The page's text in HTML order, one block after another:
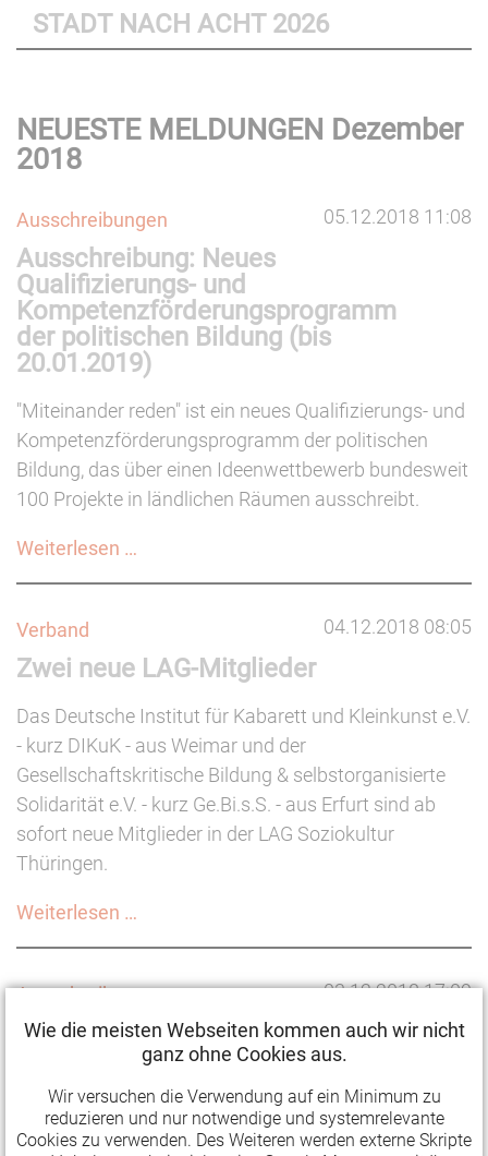
STADT NACH ACHT 2026
NEUESTE MELDUNGEN Dezember
2018
05.12.2018 11:08
Ausschreibungen
Ausschreibung: Neues
Qualifizierungs- und
Kompetenzförderungsprogramm
der politischen Bildung (bis
20.01.2019)
"Miteinander reden" ist ein neues Qualifizierungs- und
Kompetenzförderungsprogramm der politischen
Bildung, das über einen Ideenwettbewerb bundesweit
100 Projekte in ländlichen Räumen ausschreibt.
Weiterlesen …
Kompetenzförderungsprogramm
politischen
Bildung
(bis
20.01.2019)
04.12.2018 08:05
Verband
Zwei neue LAG-Mitglieder
Das Deutsche Institut für Kabarett und Kleinkunst e.V.
- kurz DIKuK - aus Weimar und der
Gesellschaftskritische Bildung & selbstorganisierte
Solidarität e.V. - kurz Ge.Bi.s.S. - aus Erfurt sind ab
sofort neue Mitglieder in der LAG Soziokultur
Thüringen.
Weiterlesen …
03.12.2018 17:09
Ausschreibungen
Ausschreibung Thüringer
Kulturnadel (bis 31.01.2019)
Auch im Jahr 2019 werden von dem für Kultur
zuständigen Minister bis zu zehn, mit jeweils 750
Wie die meisten Webseiten kommen auch wir nicht
ganz ohne Cookies aus.
Wir versuchen die Verwendung auf ein Minimum zu
reduzieren und nur notwendige und systemrelevante
Cookies zu verwenden. Des Weiteren werden externe Skripte